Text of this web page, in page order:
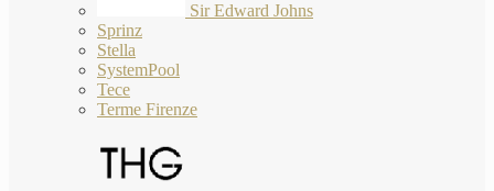
Sir Edward Johns
Sprinz
Stella
SystemPool
Tece
Terme Firenze